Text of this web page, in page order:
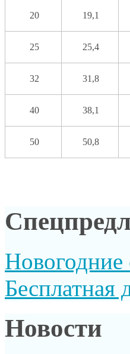
20 19,1
25 25,4
32 31,8
40 38,1
50 50,8
Новогодние
Бесплатная
Новости